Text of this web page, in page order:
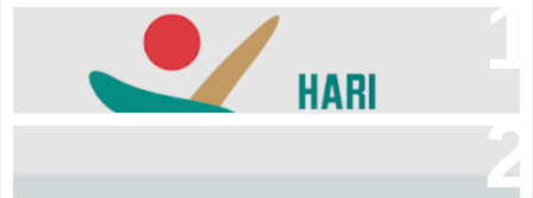
Logo hari santri tahun 2024